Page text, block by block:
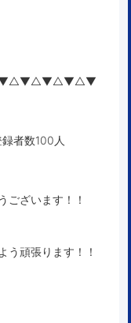
者数100人
ございます！！
う頑張ります！！